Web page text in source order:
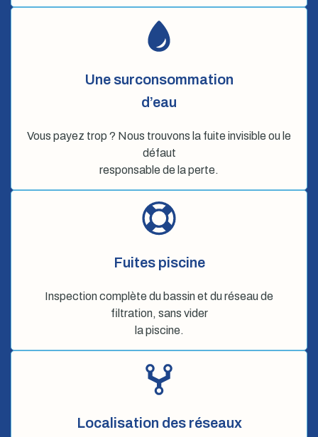
Une surconsommation
d’eau
Vous payez trop ? Nous trouvons la fuite invisible ou le
défaut
responsable de la perte.
Fuites piscine
Inspection complète du bassin et du réseau de
filtration, sans vider
la piscine.
Localisation des réseaux